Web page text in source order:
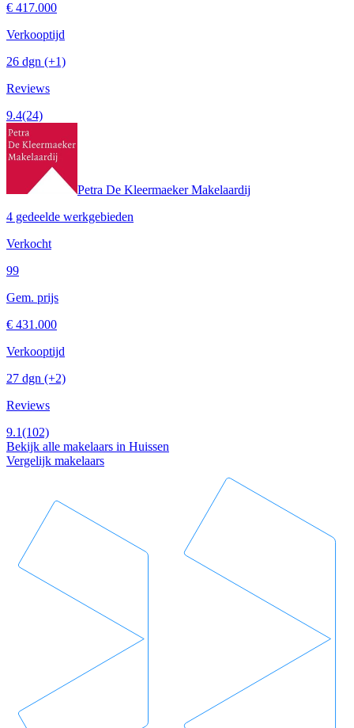
€ 417.000
Verkooptijd
26 dgn (+1)
Reviews
9.4(24)
Petra De Kleermaeker Makelaardij
4 gedeelde werkgebieden
Verkocht
99
Gem. prijs
€ 431.000
Verkooptijd
27 dgn (+2)
Reviews
9.1(102)
Bekijk alle makelaars in Huissen
Vergelijk makelaars